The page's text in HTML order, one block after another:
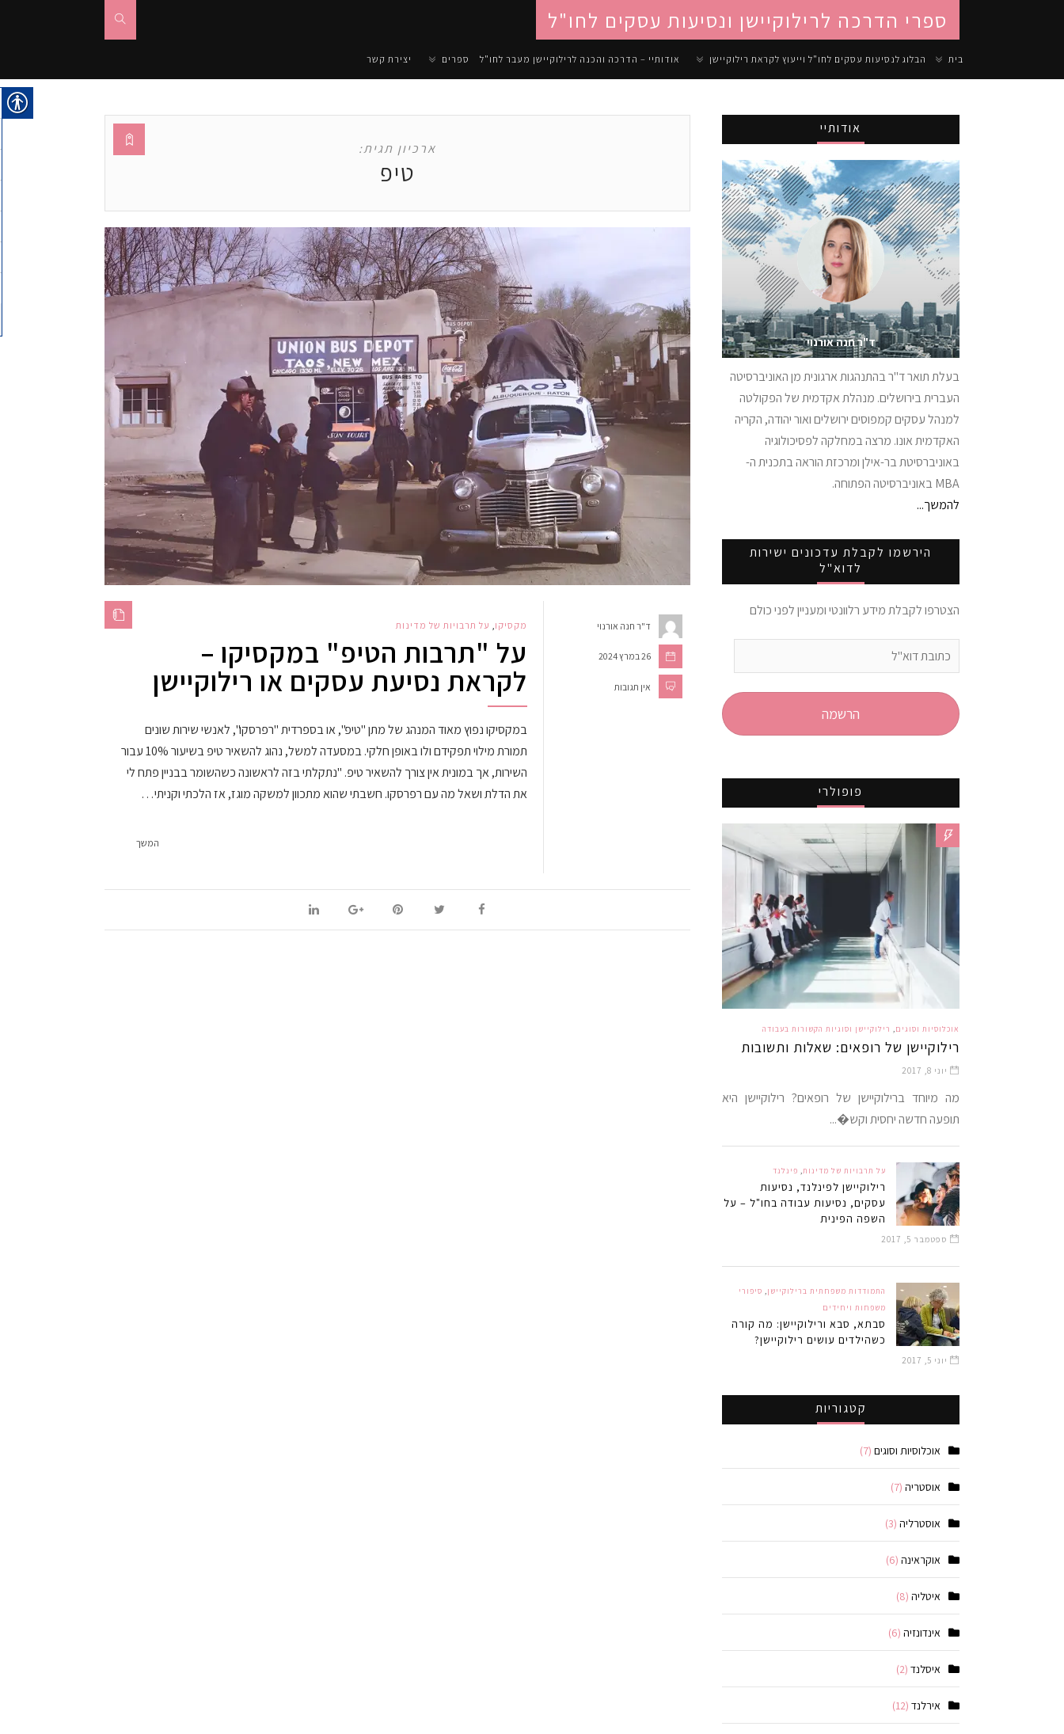
ספרי הדרכה לרילוקיישן ונסיעות עסקים לחו"ל
בית הבלוג לנסיעות עסקים לחו"ל וייעוץ לקראת רילוקיישן אודותיי – הדרכה והכנה לרילוקיישן מעבר לחו"ל ספרים יצירת קשר
ארכיון תגית:
טיפ
ד"ר חנה אורנוי
26 במרץ 2024
אין תגובות
מקסיקו, על תרבויות של מדינות
על "תרבות הטיפ" במקסיקו –
לקראת נסיעת עסקים או רילוקיישן
במקסיקו נפוץ מאוד המנהג של מתן "טיפ", או בספרדית "רפרסקו", לאנשי שירות שונים
תמורת מילוי תפקידם ולו באופן חלקי. במסעדה למשל, נהוג להשאיר טיפ בשיעור 10% עבור
השירות, אך במונית אין צורך להשאיר טיפ. "נתקלתי בזה לראשונה כשהשומר בבניין פתח לי
את הדלת ושאל מה עם רפרסקו. חשבתי שהוא מתכוון למשקה מוגז, אז הלכתי וקניתי…
המשך
אודותיי
ד"ר חנה אורנוי
בעלת תואר ד"ר בהתנהגות ארגונית מן האוניברסיטה
העברית בירושלים. מנהלת אקדמית של הפקולטה
למנהל עסקים קמפוסים ירושלים ואור יהודה, הקריה
האקדמית אונו. מרצה במחלקה לפסיכולוגיה
באוניברסיטת בר-אילן ומרכזת הוראה בתכנית ה-
MBA באוניברסיטה הפתוחה.
להמשך...
הירשמו לקבלת עדכונים ישירות
לדוא"ל
הצטרפו לקבלת מידע רלוונטי ומעניין לפני כולם
הרשמה
פופולרי
אוכלוסיות וסוגים, רילוקיישן וסוגיות הקשורות בעבודה
רילוקיישן של רופאים: שאלות ותשובות
יוני 8, 2017
מה מיוחד ברילוקיישן של רופאים? רילוקיישן היא
תופעה חדשה יחסית וקש�...
על תרבויות של מדינות, פינלנד
רילוקיישן לפינלנד, נסיעות
עסקים, נסיעות עבודה בחו"ל – על
השפה הפינית
ספטמבר 5, 2017
התמודדות משפחתית ברילוקיישן, סיפורי
משפחות ויחידים
סבתא, סבא ורילוקיישן: מה קורה
כשהילדים עושים רילוקיישן?
יוני 5, 2017
קטגוריות
אוכלוסיות וסוגים (7)
אוסטריה (7)
אוסטרליה (3)
אוקראינה (6)
איטליה (8)
אינדונזיה (6)
איסלנד (2)
אירלנד (12)